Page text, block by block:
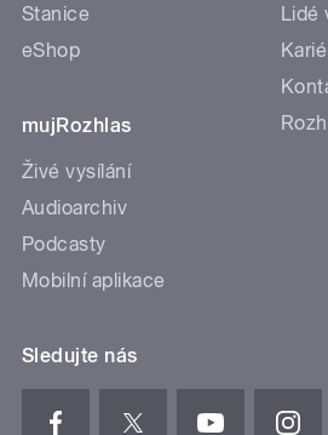
Stanice
eShop
mujRozhlas
Živé vysílání
Audioarchiv
Podcasty
Mobilní aplikace
Lidé
Sledujte nás